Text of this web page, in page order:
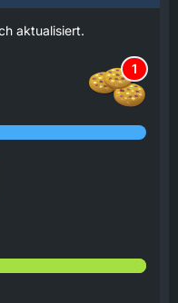
aktualisiert.
1